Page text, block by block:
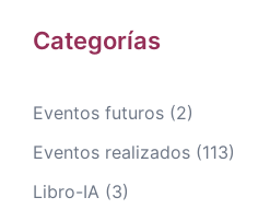
Categorías
Eventos futuros (2)
Eventos realizados (113)
Libro-IA (3)